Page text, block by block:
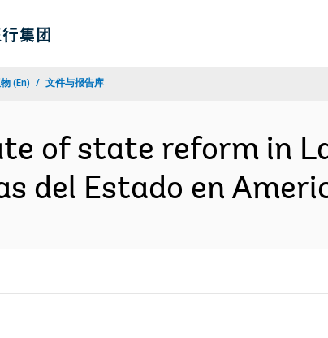
(En) 文件与报告库
of state reform in
del Estado en